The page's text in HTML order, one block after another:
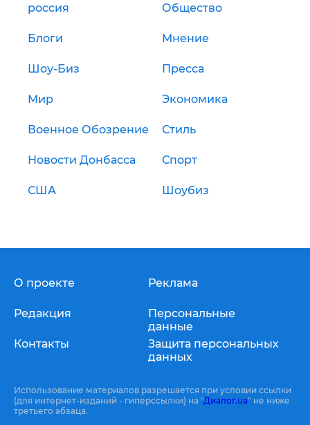
россия Общество
Блоги Мнение
Шоу-Биз Пресса
Мир Экономика
Военное Обозрение Стиль
Новости Донбасса Спорт
США Шоубиз
О проекте
Редакция
Контакты
Реклама
Персональные
данные
Защита персональных
данных
Использование материалов разрешается при условии ссылки
(для интернет-изданий - гиперссылки) на "Диалог.ua" не ниже
третьего абзаца.